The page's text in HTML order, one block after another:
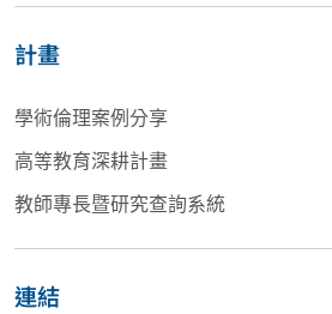
計畫
學術倫理案例分享
高等教育深耕計畫
教師專長暨研究查詢系統
連結